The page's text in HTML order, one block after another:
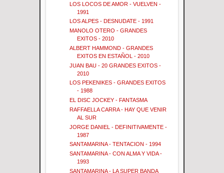
LOS LOCOS DE AMOR - VUELVEN -
1991
LOS ALPES - DESNUDATE - 1991
MANOLO OTERO - GRANDES
EXITOS - 2010
ALBERT HAMMOND - GRANDES
EXITOS EN ESTAÑOL - 2010
JUAN BAU - 20 GRANDES EXITOS -
2010
LOS PEKENIKES - GRANDES EXITOS
- 1988
EL DISC JOCKEY - FANTASMA
RAFFAELLA CARRA - HAY QUE VENIR
AL SUR
JORGE DANIEL - DEFINITIVAMENTE -
1987
SANTAMARINA - TENTACION - 1994
SANTAMARINA - CON ALMA Y VIDA -
1993
SANTAMARINA - LA SUPER BANDA